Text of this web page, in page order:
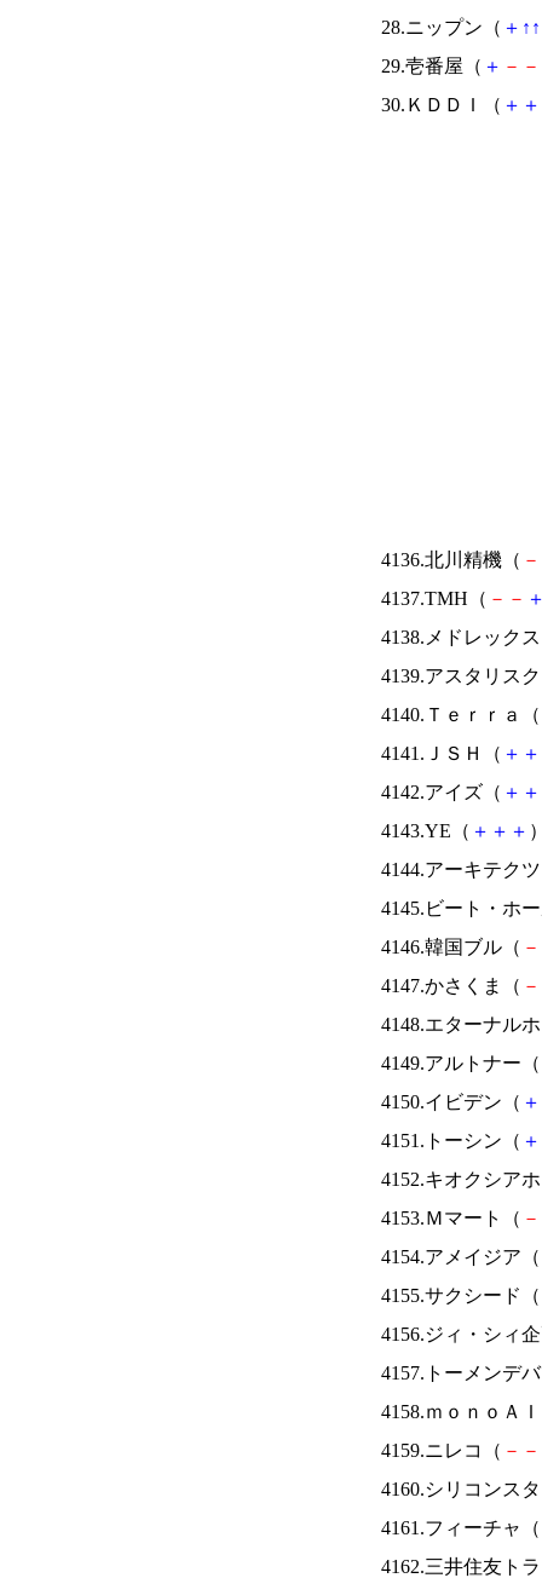
28.ニップン（ ＋ ↑ ↑
29.壱番屋（ ＋ － －
30.ＫＤＤＩ（ ＋ ＋
4136.北川精機（ －
4137.TMH（ － －
4138.メドレック
4139.アスタリス
4140.Ｔｅｒｒａ（
4141.ＪＳＨ（ ＋ ＋
4142.アイズ（ ＋ ＋
4143.YE（ ＋ ＋ ＋
4144.アーキテク
4145.ビート・ホ
4146.韓国ブル（ －
4147.かさくま（ －
4148.エターナル
4149.アルトナー（
4150.イビデン（ ＋
4151.トーシン（ ＋
4152.キオクシア
4153.Ｍマート（ －
4154.アメイジア（
4155.サクシード（
4156.ジィ・シィ
4157.トーメンデ
4158.ｍｏｎｏＡ
4159.ニレコ（ － －
4160.シリコンス
4161.フィーチャ（
4162.三井住友ト